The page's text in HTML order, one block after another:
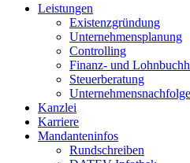
Menu
Leistungen
Existenzgründung
Unternehmensplanung
Controlling
Finanz- und
Steuerberatung
Unternehmensnachfolge
Kanzlei
Karriere
Mandanteninfos
Rundschreiben